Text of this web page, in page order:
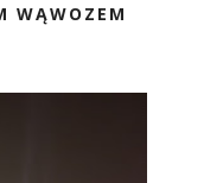
WĄWOZEM